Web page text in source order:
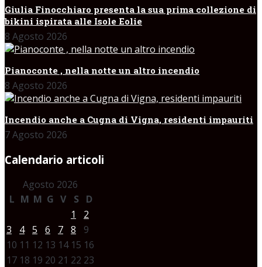
Giulia Finocchiaro presenta la sua prima collezione di
bikini ispirata alle Isole Eolie
8 Agosto 2026
Pianoconte , nella notte un altro incendio
8 Agosto 2026
Incendio anche a Cugna di Vigna, residenti impauriti
7 Agosto 2026
Calendario articoli
Agosto 2026
L M M G V S
D
1
2
3
4 5 6 7 8
9
10 11 12 13 14 15 16
17 18 19 20 21 22 23